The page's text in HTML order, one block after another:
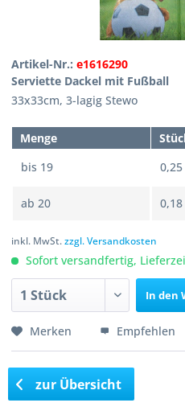
Artikel-Nr.:e1616290
Serviette Dackel mit Fußball
33x33cm, 3-lagig Stewo
Menge
bis 19
ab20
inkl. MwSt.zzgl. Versandkosten
Sofort versandfertig,
In den
Merken Empfehlen
zur Übersicht